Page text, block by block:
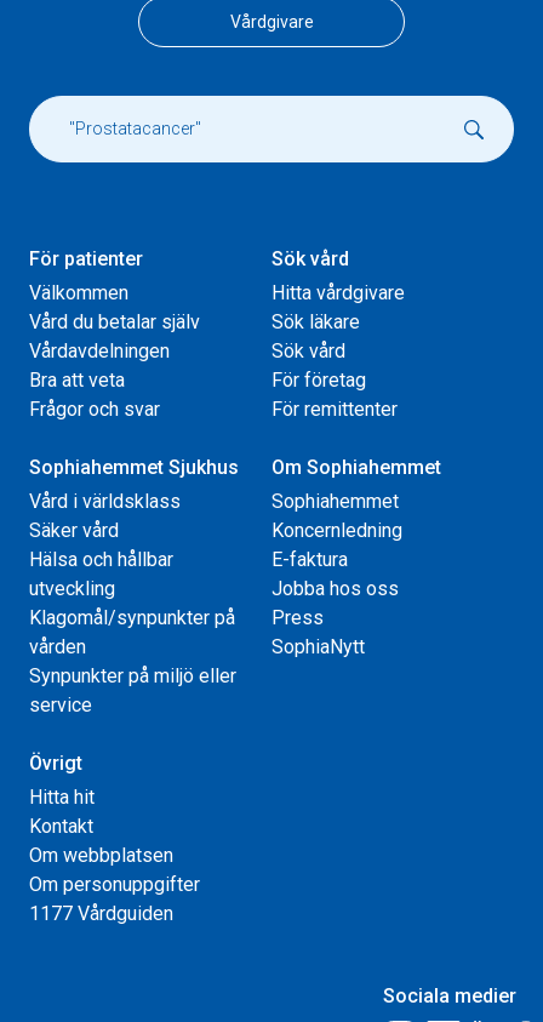
Vårdgivare
För patienter
Välkommen
Vård du betalar själv
Vårdavdelningen
Bra att veta
Frågor och svar
Sök vård
Hitta vårdgivare
Sök läkare
Sök vård
För företag
För remittenter
Sophiahemmet Sjukhus
Vård i världsklass
Säker vård
Hälsa och hållbar
utveckling
Klagomål/synpunkter på
vården
Synpunkter på miljö eller
service
Om Sophiahemmet
Sophiahemmet
Koncernledning
E-faktura
Jobba hos oss
Press
SophiaNytt
Övrigt
Hitta hit
Kontakt
Om webbplatsen
Om personuppgifter
1177 Vårdguiden
Sociala medier